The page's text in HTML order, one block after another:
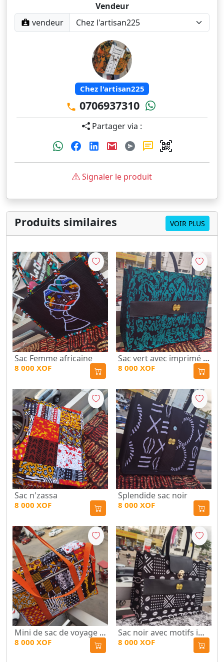
Vendeur
vendeur
Chez l'artisan225
0706937310
Partager via :
Signaler le produit
Produits similaires VOIR PLUS
Sac Femme africaine
8 000 XOF
Sac vert avec imprimé bijou doré
8 000 XOF
Sac n'zassa
8 000 XOF
Splendide sac noir
8 000 XOF
Mini de sac de voyage n'zassa
8 000 XOF
Sac noir avec motifs imprimés blancs avec fermeture
8 000 XOF